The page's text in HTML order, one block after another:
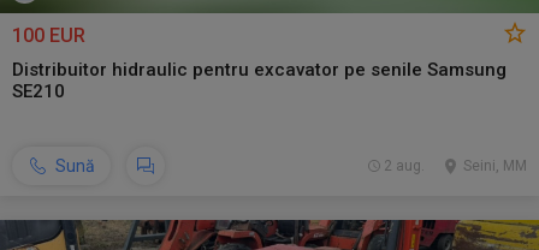
100 EUR
Distribuitor hidraulic pentru excavator pe senile Samsung
SE210
Sună Seini, MM
2 aug.